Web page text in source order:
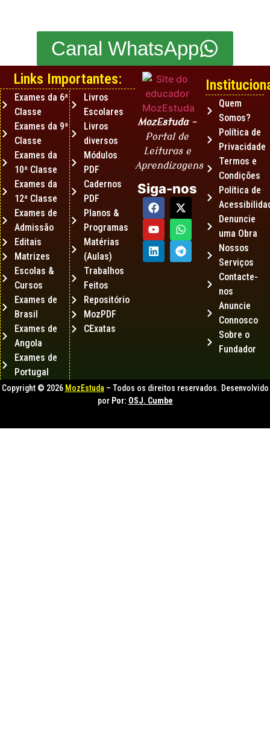
Canal WhatsApp
MozEstuda–
Portal de
Leituras e
Aprendizagens
Siga-nos
Quem
Somos?
Política de
Privacidade
Termos e
Condições
Política de
Denuncie
uma Obra
Nossos
Serviços
Contacte-
nos
Anuncie
Connosco
Sobre o
Fundador
Links Importantes:
Exames da 6ª
Classe
Exames da 9ª
Classe
Exames da
10ª Classe
Exames da
12ª Classe
Exames de
Admissão
Editais
Matrizes
Escolas &
Cursos
Exames de
Brasil
Exames de
Angola
Exames de
Portugal
Livros
Escolares
Livros
diversos
Módulos
PDF
Cadernos
PDF
Planos &
Programas
Matérias
(Aulas)
Trabalhos
Feitos
Repositório
MozPDF
CExatas
Copyright © 2026 MozEstuda– Todos os direitos reservados. Desenvolvido
por Por: OSJ. Cumbe